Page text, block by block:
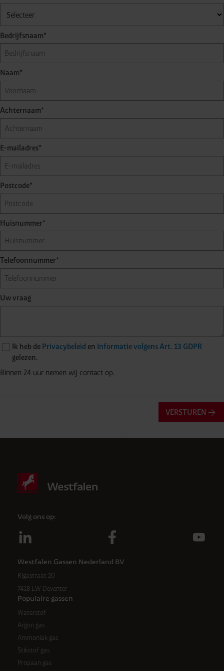
Bedrijfsnaam*
Naam*
Achternaam*
E-mailadres*
Postcode*
Huisnummer*
Telefoonnummer*
Uw vraag
Ik heb de Privacybeleid en Informatie volgens Art. 13 GDPR
gelezen.
Binnen 24 uur nemen wij contact op.
VERSTUREN
Anti-robotverificatie
Volg ons op:
Westfalen Gassen Nederland BV
Rigastraat 20
7418 EW Deventer
Populaire gassen
Waterstof
Argon gas
Ammoniak gas
Stikstof gas
Propaan gas